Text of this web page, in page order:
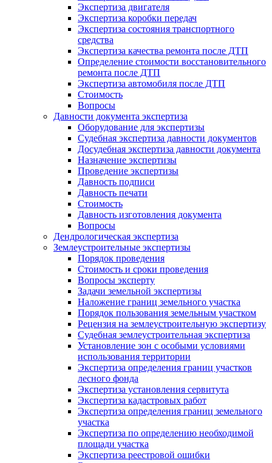
Экспертиза двигателя
Экспертиза коробки передач
Экспертиза состояния транспортного
средства
Экспертиза качества ремонта после ДТП
Определение стоимости восстановительного
ремонта после ДТП
Экспертиза автомобиля после ДТП
Стоимость
Вопросы
Давности документа экспертиза
Оборудование для экспертизы
Судебная экспертиза давности документов
Досудебная экспертиза давности документа
Назначение экспертизы
Проведение экспертизы
Давность подписи
Давность печати
Стоимость
Давность изготовления документа
Вопросы
Дендрологическая экспертиза
Землеустроительные экспертизы
Порядок проведения
Стоимость и сроки проведения
Вопросы эксперту
Задачи земельной экспертизы
Наложение границ земельного участка
Порядок пользования земельным участком
Рецензия на землеустроительную экспертизу
Судебная землеустроительная экспертиза
Установление зон с особыми условиями
использования территории
Экспертиза определения границ участков
лесного фонда
Экспертиза установления сервитута
Экспертиза кадастровых работ
Экспертиза определения границ земельного
участка
Экспертиза по определению необходимой
площади участка
Экспертиза реестровой ошибки